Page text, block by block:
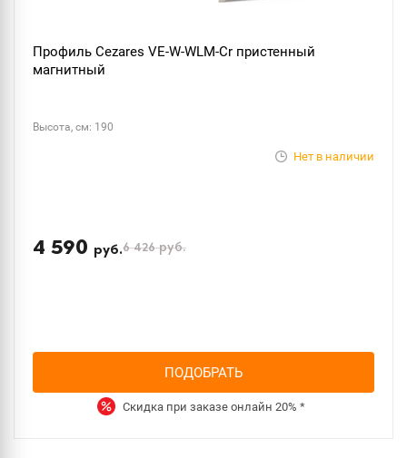
Профиль Cezares VE-W-WLM-Cr пристенный
магнитный
Высота, см: 190
Нет в наличии
4 590 руб.6 426руб.
ПОДОБРАТЬ
Скидка при заказе онлайн 20% *